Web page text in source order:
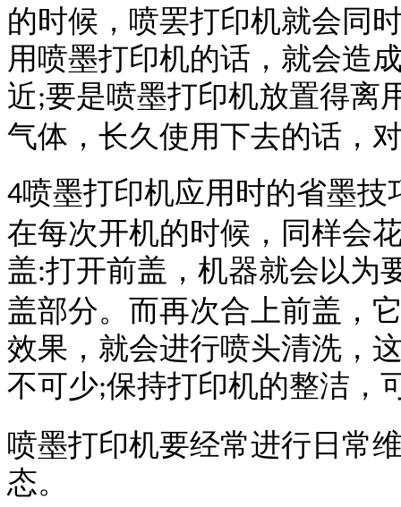
的时候，喷罢打印机就会同
用喷墨打印机的话，就会造
近;要是喷墨打印机放置得离
气体，长久使用下去的话，
4喷墨打印机应用时的省墨技
在每次开机的时候，同样会
盖:打开前盖，机器就会以为
盖部分。而再次合上前盖，
效果，就会进行喷头清洗，
不可少;保持打印机的整洁，
喷墨打印机要经常进行日常
态。